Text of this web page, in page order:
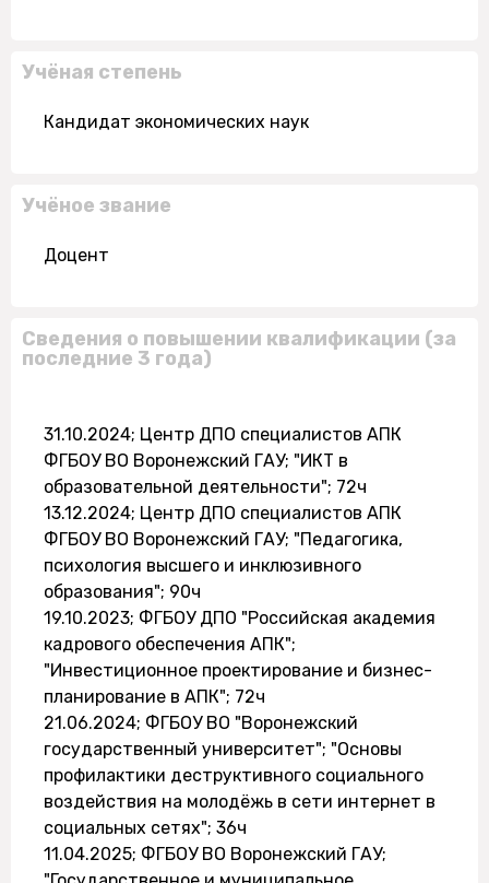
Учёная степень
Кандидат экономических наук
Учёное звание
Доцент
Сведения о повышении квалификации (за
последние 3 года)
31.10.2024; Центр ДПО специалистов АПК
ФГБОУ ВО Воронежский ГАУ; "ИКТ в
образовательной деятельности"; 72ч
13.12.2024; Центр ДПО специалистов АПК
ФГБОУ ВО Воронежский ГАУ; "Педагогика,
психология высшего и инклюзивного
образования"; 90ч
19.10.2023; ФГБОУ ДПО "Российская академия
кадрового обеспечения АПК";
"Инвестиционное проектирование и бизнес-
планирование в АПК"; 72ч
21.06.2024; ФГБОУ ВО "Воронежский
государственный университет"; "Основы
профилактики деструктивного социального
воздействия на молодёжь в сети интернет в
социальных сетях"; 36ч
11.04.2025; ФГБОУ ВО Воронежский ГАУ;